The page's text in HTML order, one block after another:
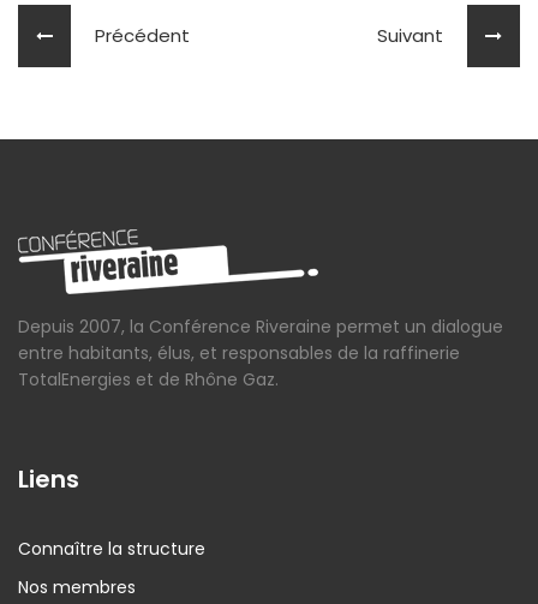
Précédent Suivant
Depuis 2007, la Conférence Riveraine permet un dialogue
entre habitants, élus, et responsables de la raffinerie
TotalEnergies et de Rhône Gaz.
Liens
Connaître la structure
Nos membres